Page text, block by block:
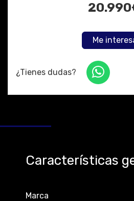
20.990
Me
¿Tienes dudas?
Características
Marca